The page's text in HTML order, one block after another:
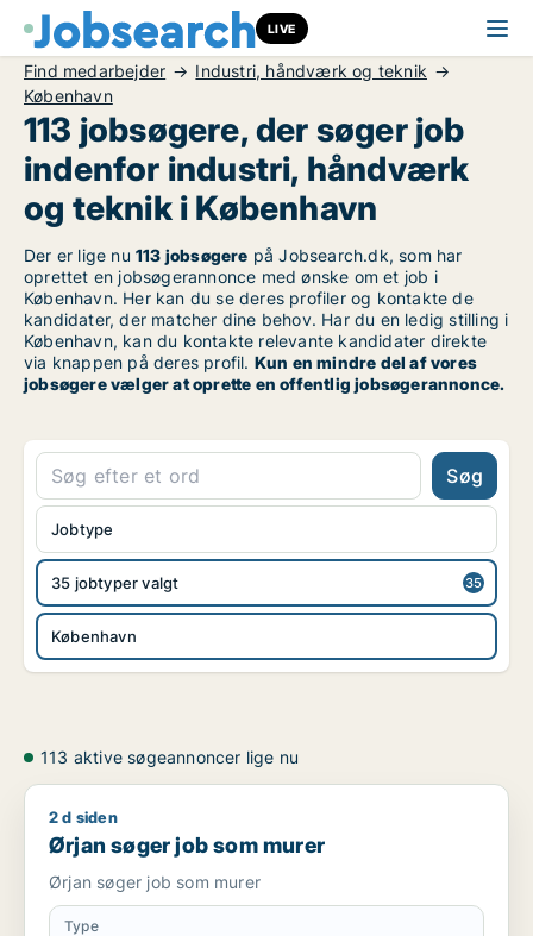
LIVE
Find medarbejder
Industri, håndværk og teknik
København
113 jobsøgere, der søger job
indenfor industri, håndværk
og teknik i København
Der er lige nu 113 jobsøgere på Jobsearch.dk, som har
oprettet en jobsøgerannonce med ønske om et job i
København. Her kan du se deres profiler og kontakte de
kandidater, der matcher dine behov. Har du en ledig stilling i
København, kan du kontakte relevante kandidater direkte
via knappen på deres profil. Kun en mindre del af vores
jobsøgere vælger at oprette en offentlig jobsøgerannonce.
Søg
35 jobtyper valgt
København
Jobtype
113 aktive søgeannoncer lige nu
Ørjan søger job som murer
2 d siden
Ørjan søger job som murer
Ørjan søger job som murer
Type